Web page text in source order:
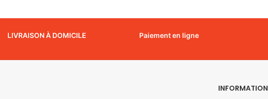
LIVRAISON À DOMICILE Paiement en ligne
INFORMATION